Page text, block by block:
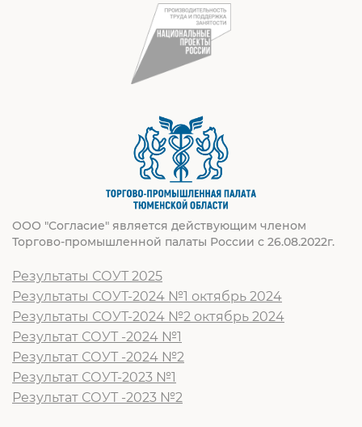
ООО "Согласие" является действующим членом
Торгово-промышленной палаты России с 26.08.2022г.
Результаты СОУТ 2025
Результаты СОУТ-2024 №1 октябрь 2024
Результаты СОУТ-2024 №2 октябрь 2024
Результат СОУТ -2024 №1
Результат СОУТ -2024 №2
Результат СОУТ-2023 №1
Результат СОУТ -2023 №2